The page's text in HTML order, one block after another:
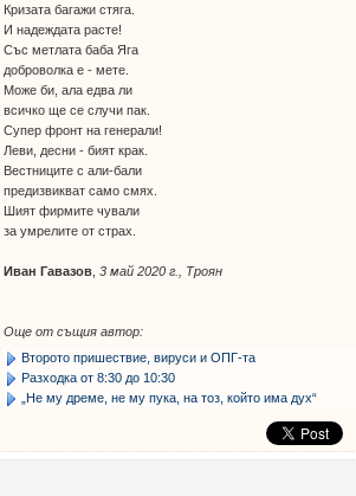
Кризата багажи стяга.
И надеждата расте!
Със метлата баба Яга
доброволка е - мете.
Може би, ала едва ли
всичко ще се случи пак.
Супер фронт на генерали!
Леви, десни - бият крак.
Вестниците с али-бали
предизвикват само смях.
Шият фирмите чували
за умрелите от страх.
Иван Гавазов ,3 май 2020 г., Троян
Още от същия автор:
Второто пришествие, вируси и ОПГ-та
Разходка от 8:30 до 10:30
„Не му дреме, не му пука, на тоз, който има дух“